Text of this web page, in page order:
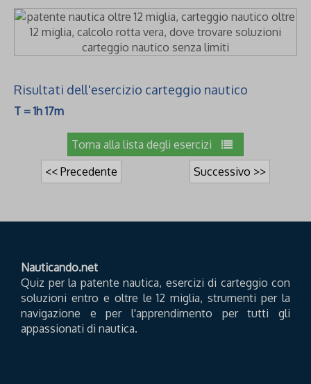
Risultati dell'esercizio carteggio nautico
T = 1h 17m
Torna alla lista degli esercizi
<< Precedente
Successivo >>
Nauticando.net
Quiz per la patente nautica, esercizi di carteggio con
soluzioni entro e oltre le 12 miglia, strumenti per la
navigazione e per l'apprendimento per tutti gli
appassionati di nautica.